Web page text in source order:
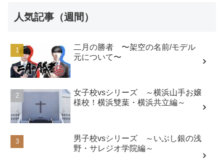
人気記事（週間）
二月の勝者 〜架空の名前/モデル
元について〜
女子校vsシリーズ ～横浜山手お嬢
様校！横浜雙葉・横浜共立編～
男子校vsシリーズ ～いぶし銀の浅
野・サレジオ学院編～